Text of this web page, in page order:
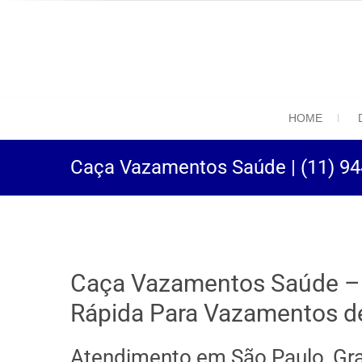
HOME
Caça Vazamentos Saúde | (11)
Caça Vazamentos Saúde
Rápida Para Vazamentos
Atendimento em São Paulo,